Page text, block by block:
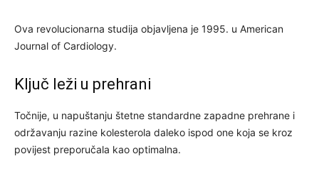
Ova revolucionarna studija objavljena je 1995. u American
Journal of Cardiology.
Ključ leži u prehrani
Točnije, u napuštanju štetne standardne zapadne prehrane i
održavanju razine kolesterola daleko ispod one koja se kroz
povijest preporučala kao optimalna.